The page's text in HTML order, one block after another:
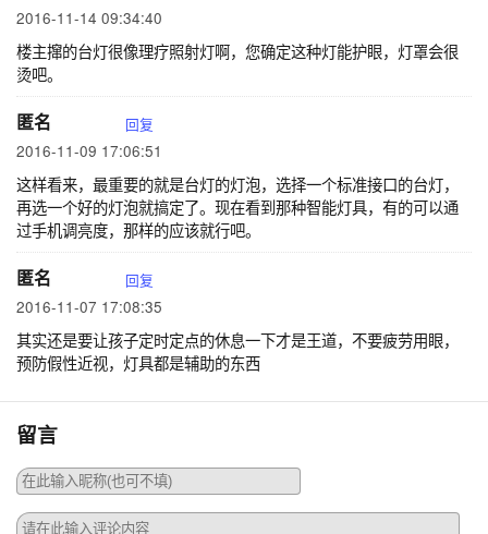
2016-11-14 09:34:40
楼主撺的台灯很像理疗照射灯啊，您确定这种灯能护眼，灯罩会很
烫吧。
匿名 回复
2016-11-09 17:06:51
这样看来，最重要的就是台灯的灯泡，选择一个标准接口的台灯，
再选一个好的灯泡就搞定了。现在看到那种智能灯具，有的可以通
过手机调亮度，那样的应该就行吧。
匿名 回复
2016-11-07 17:08:35
其实还是要让孩子定时定点的休息一下才是王道，不要疲劳用眼，
预防假性近视，灯具都是辅助的东西
留言